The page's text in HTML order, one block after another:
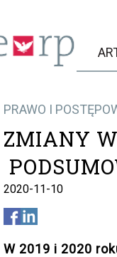
PRAWO I
ZMIANY
2020-11-10
W 2019 i 2020